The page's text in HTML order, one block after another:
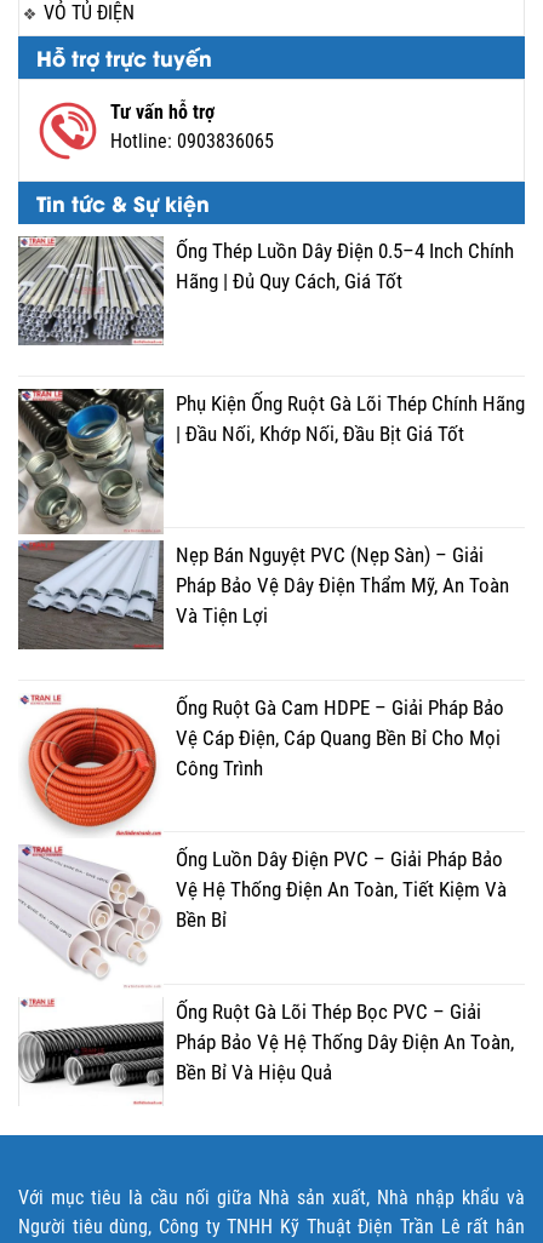
VỎ TỦ ĐIỆN
Hỗ trợ trực tuyến
Tư vấn hỗ trợ
Hotline: 0903836065
Tin tức & Sự kiện
Ống Thép Luồn Dây Điện 0.5–4 Inch Chính
Hãng | Đủ Quy Cách, Giá Tốt
Phụ Kiện Ống Ruột Gà Lõi Thép Chính Hãng
| Đầu Nối, Khớp Nối, Đầu Bịt Giá Tốt
Nẹp Bán Nguyệt PVC (Nẹp Sàn) – Giải
Pháp Bảo Vệ Dây Điện Thẩm Mỹ, An Toàn
Và Tiện Lợi
Ống Ruột Gà Cam HDPE – Giải Pháp Bảo
Vệ Cáp Điện, Cáp Quang Bền Bỉ Cho Mọi
Công Trình
Ống Luồn Dây Điện PVC – Giải Pháp Bảo
Vệ Hệ Thống Điện An Toàn, Tiết Kiệm Và
Bền Bỉ
Ống Ruột Gà Lõi Thép Bọc PVC – Giải
Pháp Bảo Vệ Hệ Thống Dây Điện An Toàn,
Bền Bỉ Và Hiệu Quả
Với mục tiêu là cầu nối giữa Nhà sản xuất, Nhà nhập khẩu và
Người tiêu dùng, Công ty TNHH Kỹ Thuật Điện Trần Lê rất hân